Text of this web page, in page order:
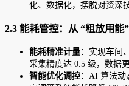
化、数据化，摆脱对资深
2.3 能耗管控：从 “粗放用能
能耗精准计量：实现车间
采集精度达 0.5 级，数据
智能优化调控：AI 算法动